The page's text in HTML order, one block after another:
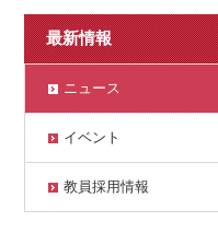
最新情報
ニュース
イベント
教員採用情報